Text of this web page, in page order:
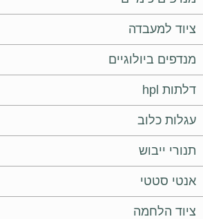
ציוד למעבדה
מנדפים ביולוגיים
דלתות hpl
עגלות כלוב
תנורי ייבוש
אנטי סטטי
ציוד הלחמה